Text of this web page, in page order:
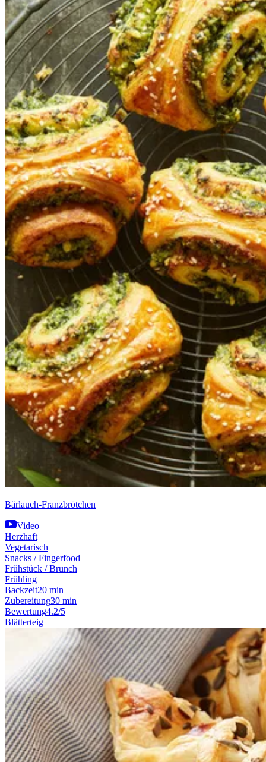
Bärlauch-Franzbrötchen
Video
Herzhaft
Vegetarisch
Snacks / Fingerfood
Frühstück / Brunch
Frühling
Backzeit20 min
Zubereitung30 min
Bewertung4.2/5
Blätterteig